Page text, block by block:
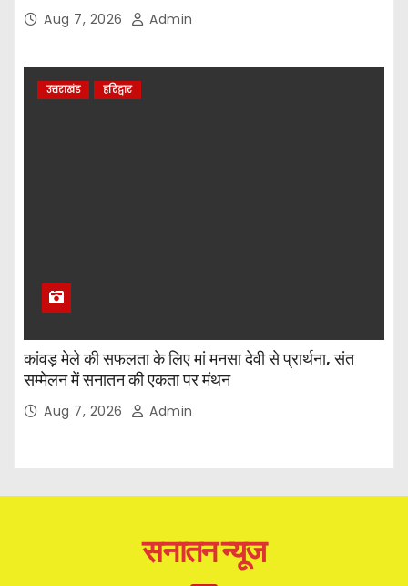
Aug 7, 2026 Admin
उत्तराखंड हरिद्वार
कांवड़ मेले की सफलता के लिए मां मनसा देवी से प्रार्थना, संत
सम्मेलन में सनातन की एकता पर मंथन
Aug 7, 2026 Admin
सनातन न्यूज